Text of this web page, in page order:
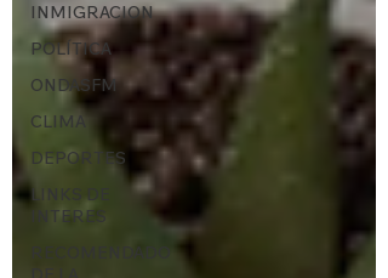
INMIGRACION
POLÍTICA
ONDASFM
CLIMA
DEPORTES
INTERES
RECOMENDADO